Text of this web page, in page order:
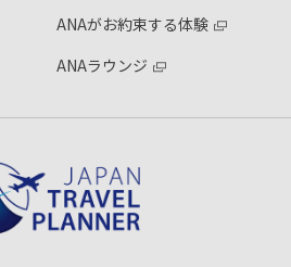
ANAがお約束する体験
ANAラウンジ